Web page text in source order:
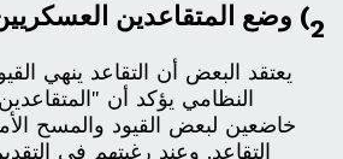
2) وضع المتقاعدين العسكريين:
يعتقد البعض أن التقاعد ينهي
النظامي يؤكد أن
خاضعين لبعض القيود والمسح
التقاعد. وعند رغبتهم في